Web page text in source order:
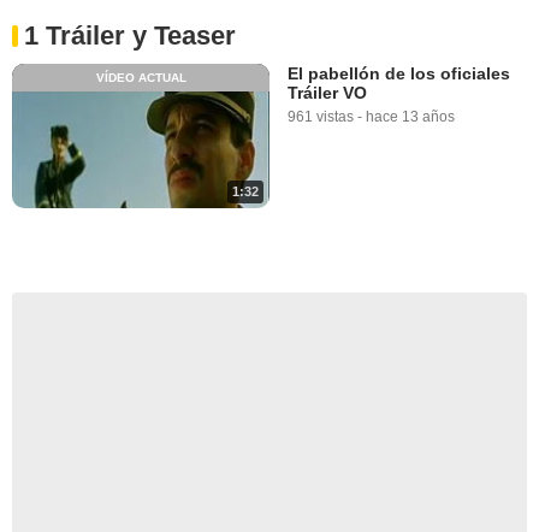
1 Tráiler y Teaser
1:32
VÍDEO ACTUAL
El pabellón de los oficiales
Tráiler VO
961 vistas - hace 13 años